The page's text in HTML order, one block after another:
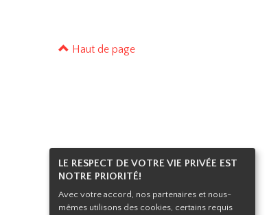
LE RESPECT DE VOTRE VIE PRIVÉE EST
NOTRE PRIORITÉ!
Avec votre accord, nos partenaires et nous-
mêmes utilisons des cookies, certains requis
Haut de page